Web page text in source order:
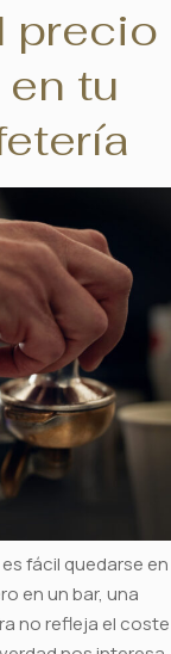
precio
tu
fácil quedarse en
en un bar, una
no refleja el coste